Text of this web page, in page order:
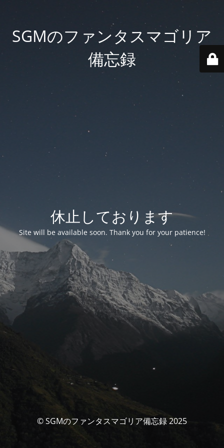
SGMのファンタスマゴリア
備忘録
休止しております
Site will be available soon. Thank you for your patience!
© SGMのファンタスマゴリア備忘録 2025